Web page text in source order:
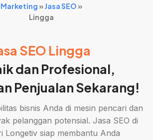
Marketing »Jasa SEO »
Lingga
SEO Lingga
dan Profesional,
Penjualan Sekarang!
bisnis Anda di mesin pencari dan
pelanggan potensial. Jasa SEO di
Longetiv siap membantu Anda